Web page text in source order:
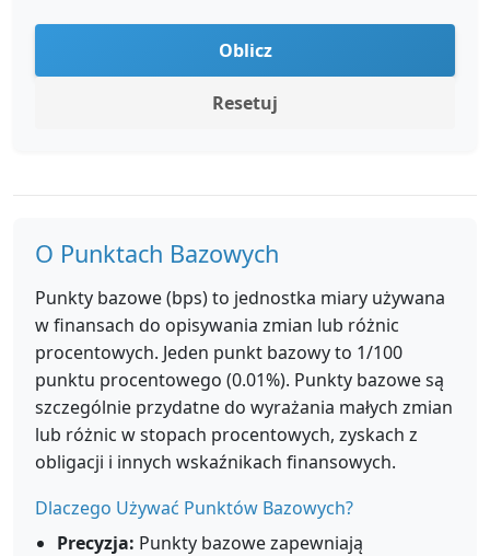
Oblicz
Resetuj
O Punktach Bazowych
Punkty bazowe (bps) to jednostka miary używana
w finansach do opisywania zmian lub różnic
procentowych. Jeden punkt bazowy to 1/100
punktu procentowego (0.01%). Punkty bazowe są
szczególnie przydatne do wyrażania małych zmian
lub różnic w stopach procentowych, zyskach z
obligacji i innych wskaźnikach finansowych.
Dlaczego Używać Punktów Bazowych?
Precyzja: Punkty bazowe zapewniają